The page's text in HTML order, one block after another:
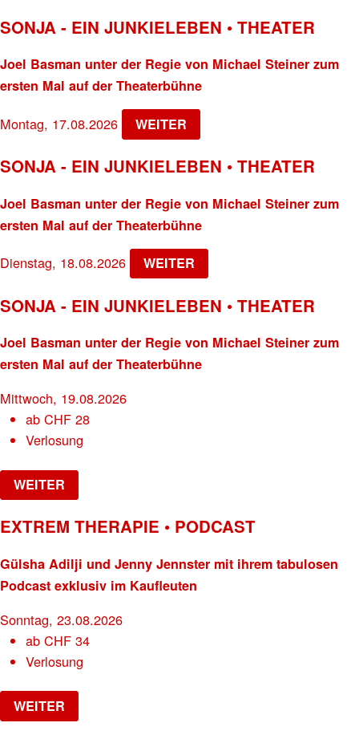
SONJA - EIN JUNKIELEBEN • THEATER
Joel Basman unter der Regie von Michael Steiner zum
ersten Mal auf der Theaterbühne
Montag, 17.08.2026 WEITER
SONJA - EIN JUNKIELEBEN • THEATER
Joel Basman unter der Regie von Michael Steiner zum
ersten Mal auf der Theaterbühne
Dienstag, 18.08.2026 WEITER
SONJA - EIN JUNKIELEBEN • THEATER
Joel Basman unter der Regie von Michael Steiner zum
ersten Mal auf der Theaterbühne
Mittwoch, 19.08.2026
abCHF 28
Verlosung
WEITER
EXTREM THERAPIE • PODCAST
Gülsha Adilji und Jenny Jennster mit ihrem tabulosen
Podcast exklusiv im Kaufleuten
Sonntag, 23.08.2026
abCHF 34
Verlosung
WEITER